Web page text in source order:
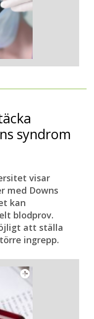
syndrom
visar
med Downs
kan
blodprov.
att ställa
ingrepp.